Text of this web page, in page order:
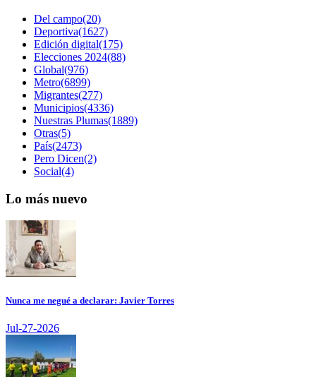
Del campo(20)
Deportiva(1627)
Edición digital(175)
Elecciones 2024(88)
Global(976)
Metro(6899)
Migrantes(277)
Municipios(4336)
Nuestras Plumas(1889)
Otras(5)
País(2473)
Pero Dicen(2)
Social(4)
Lo más nuevo
Nunca me negué a declarar: Javier Torres
Jul-27-2026